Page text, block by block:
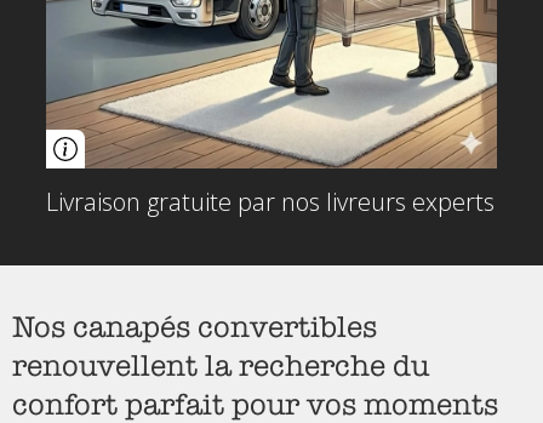
Livraison gratuite par nos livreurs experts
Nos canapés convertibles
renouvellent la recherche du
confort parfait pour vos moments